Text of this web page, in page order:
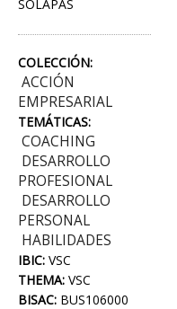
SOLAPAS
COLECCIÓN:
ACCIÓN
EMPRESARIAL
TEMÁTICAS:
COACHING
DESARROLLO
PROFESIONAL
DESARROLLO
PERSONAL
HABILIDADES
IBIC: VSC
THEMA: VSC
BISAC: BUS106000